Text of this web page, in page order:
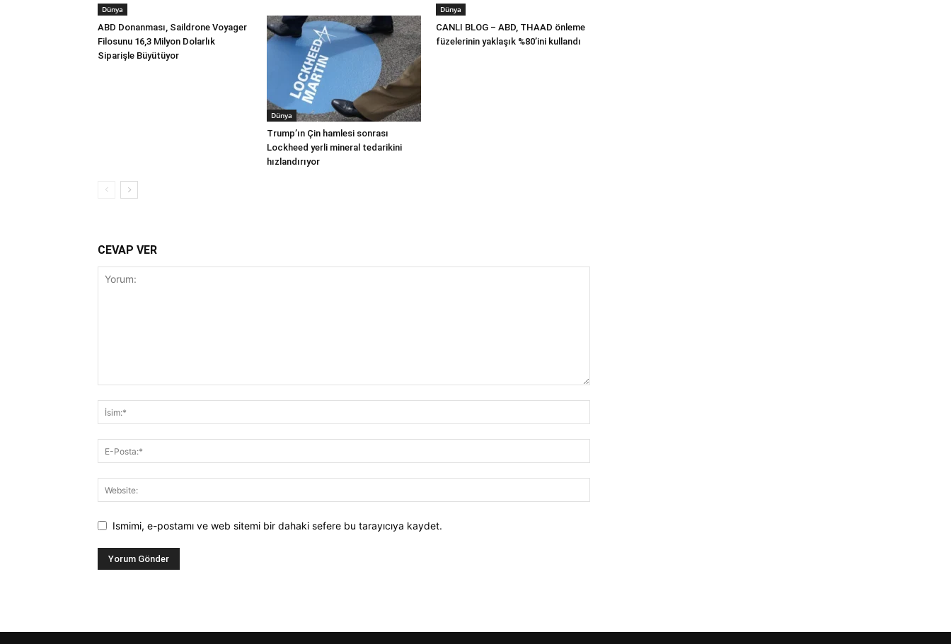
Dünya
ABD Donanması, Saildrone Voyager
Filosunu 16,3 Milyon Dolarlık
Siparişle Büyütüyor
Dünya
Trump’ın Çin hamlesi sonrası
Lockheed yerli mineral tedarikini
hızlandırıyor
Dünya
CANLI BLOG – ABD, THAAD önleme
füzelerinin yaklaşık %80’ini kullandı
CEVAP VER
Ismimi, e-postamı ve web sitemi bir dahaki sefere bu tarayıcıya kaydet.